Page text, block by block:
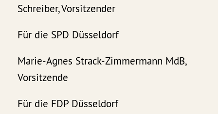
Schreiber, Vorsitzender
Für die SPD Düsseldorf
Marie-Agnes Strack-Zimmermann MdB,
Vorsitzende
Für die FDP Düsseldorf